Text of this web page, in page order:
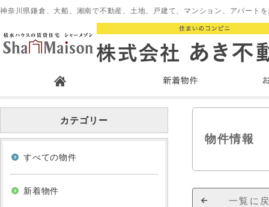
神奈川県鎌倉、大船、湘南で不動産、土地、戸建て、マンション、アパー
物件情報
一覧に
カテゴリー
すべての物件
新着物件